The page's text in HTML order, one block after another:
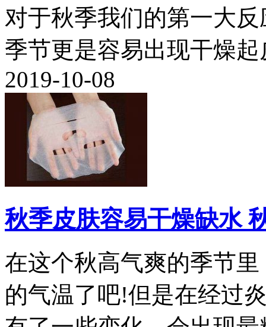
对于秋季我们的第一大
季节更是容易出现干燥
2019-10-08
秋季皮肤容易干燥缺水
在这个秋高气爽的季节
的气温了吧!但是在经过